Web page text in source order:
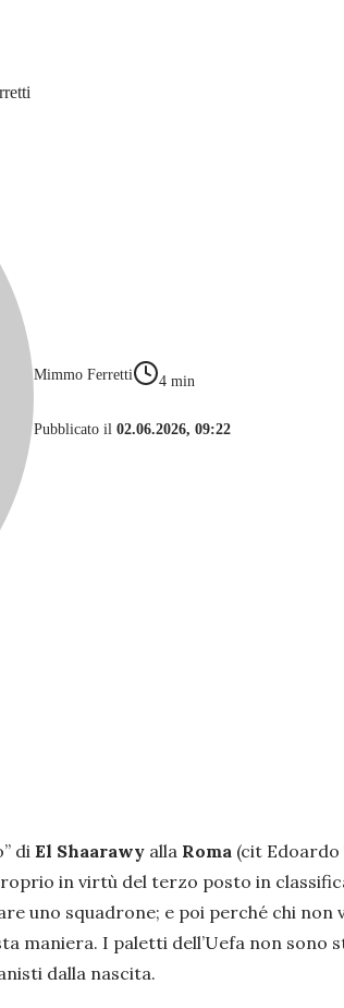
Mimmo Ferretti 4 min
Pubblicato il 02.06.2026, 09:22
di El Shaarawy alla Roma (cit
in virtù del terzo posto in
uno squadrone; e poi perché chi
maniera. I paletti dell’Uefa non
dalla nascita.